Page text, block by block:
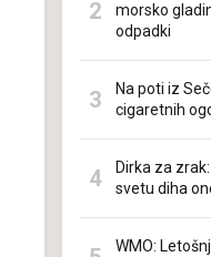
morsko
odpadki
Na poti iz
cigaretnih
Dirka za
svetu diha
WMO: